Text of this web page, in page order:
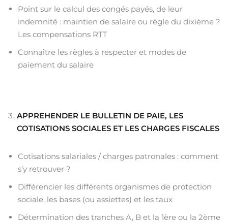
Point sur le calcul des congés payés, de leur
indemnité : maintien de salaire ou règle du dixième ?
Les compensations RTT
Connaître les règles à respecter et modes de
paiement du salaire
APPREHENDER LE BULLETIN DE PAIE, LES
COTISATIONS SOCIALES ET LES CHARGES FISCALES
Cotisations salariales / charges patronales : comment
s’y retrouver ?
Différencier les différents organismes de protection
sociale, les bases (ou assiettes) et les taux
Détermination des tranches A, B et la 1ère ou la 2ème